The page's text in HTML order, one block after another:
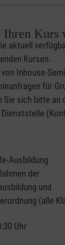
Ihren Kurs
aktuell
Kursen.
Inhouse-
für
Sie sich bitte an
Ausbildung
der
und
(alle
Uhr